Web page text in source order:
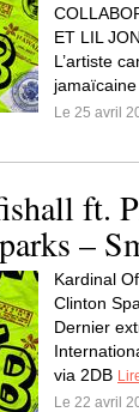
ET LIL
L’artiste
jamaïcaine
Le 25 avril
ft.
–
Kardinal
Clinton
Dernier
via 2DB
Le 22 avril